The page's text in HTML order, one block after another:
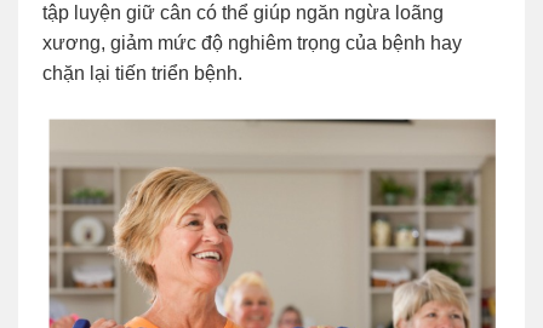
tập luyện giữ cân có thể giúp ngăn ngừa loãng
xương, giảm mức độ nghiêm trọng của bệnh hay
chặn lại tiến triển bệnh.